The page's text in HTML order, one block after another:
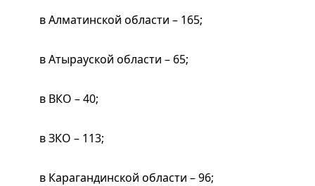
в Алматинской области – 165;
в Атырауской области – 65;
в ВКО – 40;
в ЗКО – 113;
в Карагандинской области – 96;